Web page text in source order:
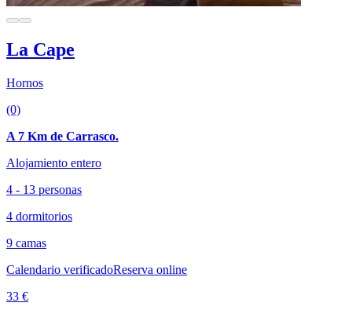
La Cape
Hornos
(0)
A 7 Km de Carrasco.
Alojamiento entero
4 - 13 personas
4 dormitorios
9 camas
Calendario verificadoReserva online
33 €